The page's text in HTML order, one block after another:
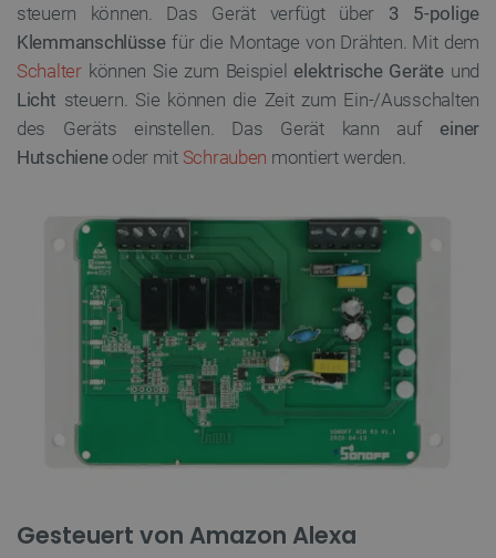
steuern können. Das Gerät verfügt über 3
5-polige
Klemmanschlüssefür die Montage von Drähten. Mit dem
Schalterkönnen Sie zum Beispiel elektrische Geräteund
Licht steuern. Sie können die Zeit zum Ein-/Ausschalten
des Geräts einstellen.
Das Gerät kann auf einer
Hutschieneoder mit Schrauben montiert werden.
Gesteuert von Amazon Alexa